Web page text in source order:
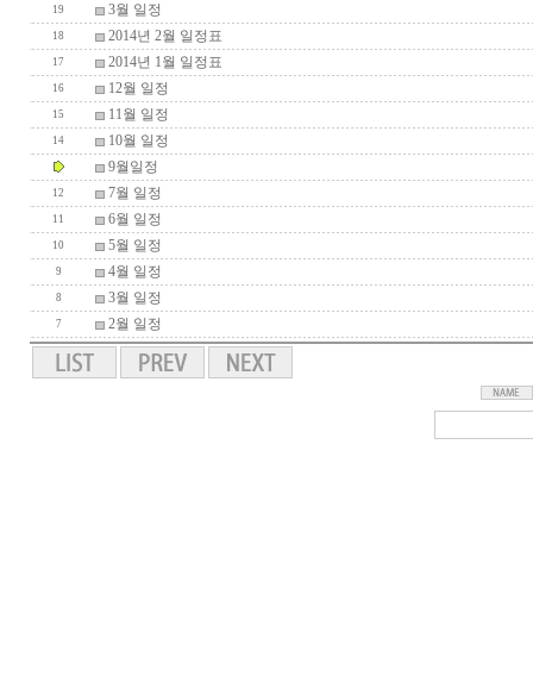
19 3월 일정
18 2014년 2월 일정표
17 2014년 1월 일정표
16 12월 일정
15 11월 일정
14
10월 일정
9월일정
12 7월 일정
11 6월 일정
10 5월 일정
9 4월 일정
8 3월 일정
7 2월 일정